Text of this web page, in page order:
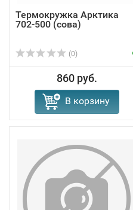
Термокружка Арктика
702-500 (сова)
(0)
860 руб.
В корзину